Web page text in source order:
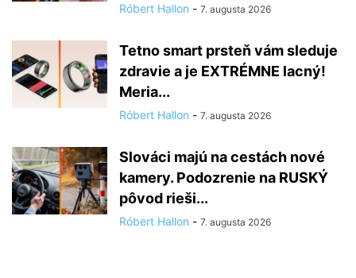
Róbert Hallon - 7. augusta 2026
Tetno smart prsteň vám sleduje
zdravie a je EXTRÉMNE lacný!
Meria...
Róbert Hallon - 7. augusta 2026
Slováci majú na cestách nové
kamery. Podozrenie na RUSKÝ
pôvod rieši...
Róbert Hallon - 7. augusta 2026